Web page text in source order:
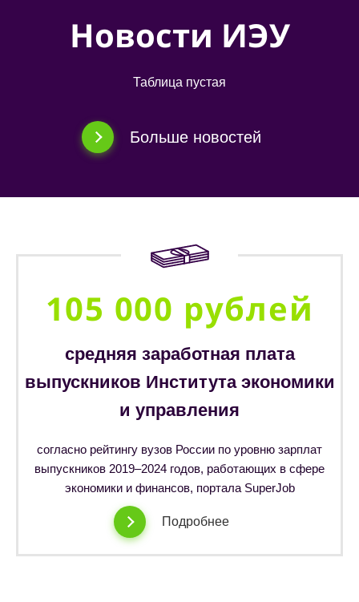
Новости ИЭУ
Таблица пустая
Больше новостей
105 000 рублей
средняя заработная плата
выпускников Института экономики
и управления
согласно рейтингу вузов России по уровню зарплат
выпускников 2019–2024 годов, работающих в сфере
экономики и финансов, портала SuperJob
Подробнее